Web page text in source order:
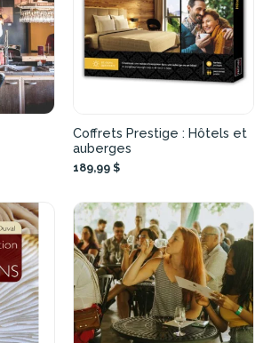
Coffrets Prestige : Hôtels et
auberges
189,99 $